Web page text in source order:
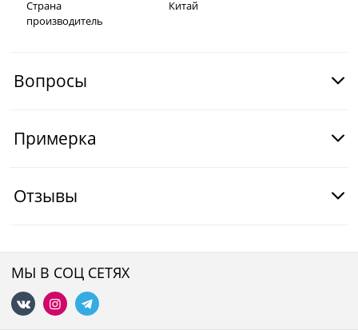
Страна
производитель
Китай
Вопросы
Примерка
Отзывы
МЫ В СОЦ СЕТЯХ